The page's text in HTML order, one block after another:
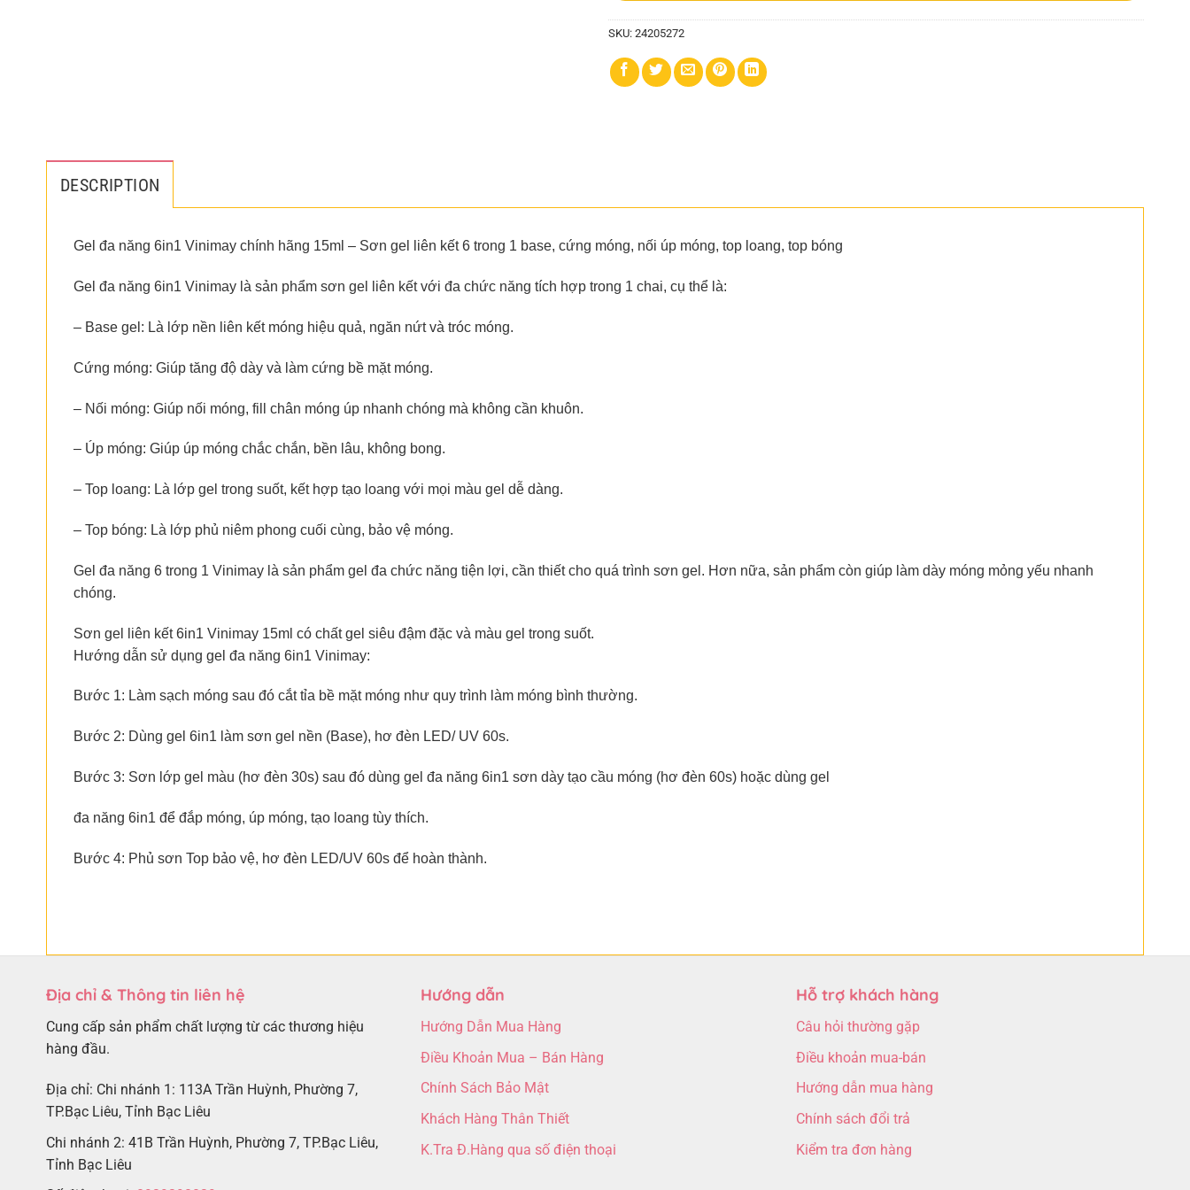
SKU: 24205272
DESCRIPTION
Gel đa năng 6in1 Vinimay chính hãng 15ml – Sơn gel liên kết 6 trong 1 base, cứng móng, nối úp móng, top loang, top bóng
Gel đa năng 6in1 Vinimay là sản phẩm sơn gel liên kết với đa chức năng tích hợp trong 1 chai, cụ thể là:
– Base gel: Là lớp nền liên kết móng hiệu quả, ngăn nứt và tróc móng.
Cứng móng: Giúp tăng độ dày và làm cứng bề mặt móng.
– Nối móng: Giúp nối móng, fill chân móng úp nhanh chóng mà không cần khuôn.
– Úp móng: Giúp úp móng chắc chắn, bền lâu, không bong.
– Top loang: Là lớp gel trong suốt, kết hợp tạo loang với mọi màu gel dễ dàng.
– Top bóng: Là lớp phủ niêm phong cuối cùng, bảo vệ móng.
Gel đa năng 6 trong 1 Vinimay là sản phẩm gel đa chức năng tiện lợi, cần thiết cho quá trình sơn gel. Hơn nữa, sản phẩm còn giúp làm dày móng mỏng yếu nhanh
chóng.
Sơn gel liên kết 6in1 Vinimay 15ml có chất gel siêu đậm đặc và màu gel trong suốt.
Hướng dẫn sử dụng gel đa năng 6in1 Vinimay:
Bước 1: Làm sạch móng sau đó cắt tỉa bề mặt móng như quy trình làm móng bình thường.
Bước 2: Dùng gel 6in1 làm sơn gel nền (Base), hơ đèn LED/ UV 60s.
Bước 3: Sơn lớp gel màu (hơ đèn 30s) sau đó dùng gel đa năng 6in1 sơn dày tạo cầu móng (hơ đèn 60s) hoặc dùng gel
đa năng 6in1 để đắp móng, úp móng, tạo loang tùy thích.
Bước 4: Phủ sơn Top bảo vệ, hơ đèn LED/UV 60s để hoàn thành.
Địa chỉ & Thông tin liên hệ
Cung cấp sản phẩm chất lượng từ các thương hiệu
hàng đầu.
Địa chỉ: Chi nhánh 1: 113A Trần Huỳnh, Phường 7,
TP.Bạc Liêu, Tỉnh Bạc Liêu
Chi nhánh 2: 41B Trần Huỳnh, Phường 7, TP.Bạc Liêu,
Tỉnh Bạc Liêu
Hướng dẫn
Hướng Dẫn Mua Hàng
Điều Khoản Mua – Bán Hàng
Chính Sách Bảo Mật
Khách Hàng Thân Thiết
K.Tra Đ.Hàng qua số điện thoại
Hỗ trợ khách hàng
Câu hỏi thường gặp
Điều khoản mua-bán
Hướng dẫn mua hàng
Chính sách đổi trả
Kiểm tra đơn hàng